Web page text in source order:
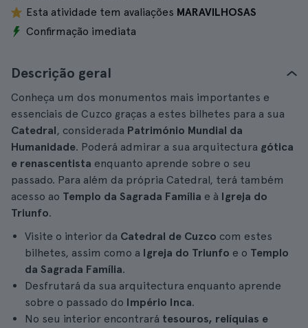
Esta atividade tem avaliações MARAVILHOSAS
Confirmação imediata
Descrição geral
Conheça um dos monumentos mais importantes e
essenciais de Cuzco graças a estes bilhetes para a sua
Catedral, considerada Património Mundial da
Humanidade. Poderá admirar a sua arquitectura gótica
e renascentista enquanto aprende sobre o seu
passado. Para além da própria Catedral, terá também
acesso ao Templo da Sagrada Família e à Igreja do
Triunfo.
Visite o interior da Catedral de Cuzco com estes
bilhetes, assim como a Igreja do Triunfo e o Templo
da Sagrada Família.
Desfrutará da sua arquitectura enquanto aprende
sobre o passado do Império Inca.
No seu interior encontrará tesouros, relíquias e